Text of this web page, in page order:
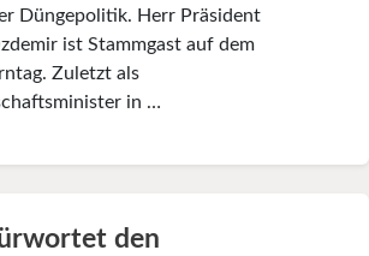
Düngepolitik. Herr Präsident
ist Stammgast auf dem
Zuletzt als
in …
den